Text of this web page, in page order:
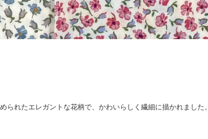
られたエレガントな花柄で、かわいらしく繊細に描かれました。